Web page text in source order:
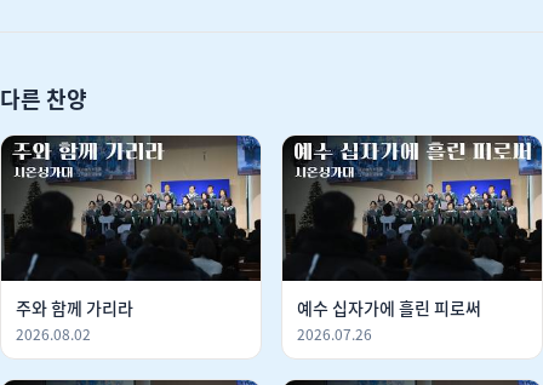
다른 찬양
주와 함께 가리라
2026.08.02
예수 십자가에 흘린 피로써
2026.07.26